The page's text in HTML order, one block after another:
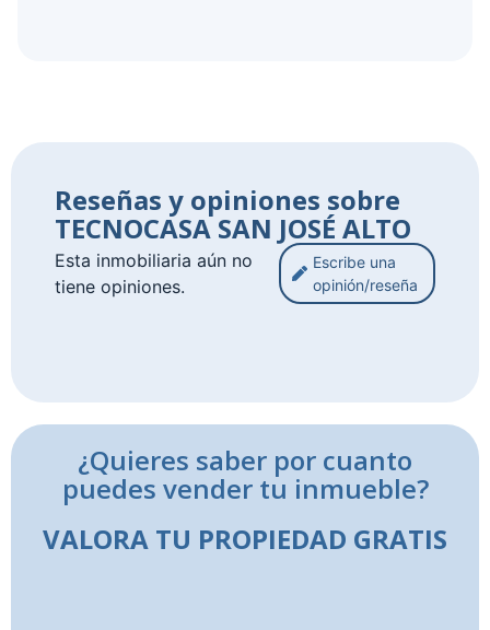
Reseñas y opiniones sobre
TECNOCASA SAN JOSÉ ALTO
Esta inmobiliaria aún no
tiene opiniones.
Escribe una
opinión/reseña
¿Quieres saber por cuanto
puedes vender tu inmueble?
VALORA TU PROPIEDAD GRATIS